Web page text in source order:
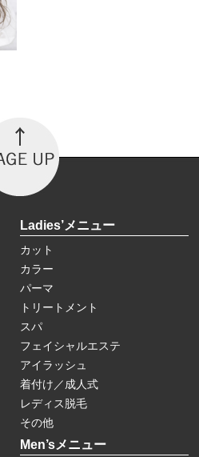
Ladies’メニュー
カット
カラー
パーマ
トリートメント
スパ
フェイシャルエステ
アイラッシュ
着付け／成人式
レディス脱毛
その他
Men’sメニュー